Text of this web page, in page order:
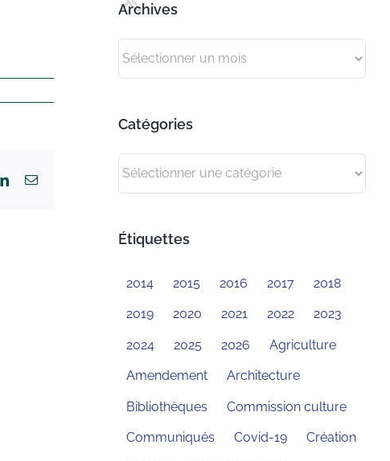
LinkedInEmail
Archives
Archives
Catégories
Catégories
Étiquettes
2014 2015 2016 2017 2018
2019 2020 2021 2022 2023
2024 2025 2026 Agriculture
Amendement Architecture
Bibliothèques Commission culture
Communiqués Covid-19 Création